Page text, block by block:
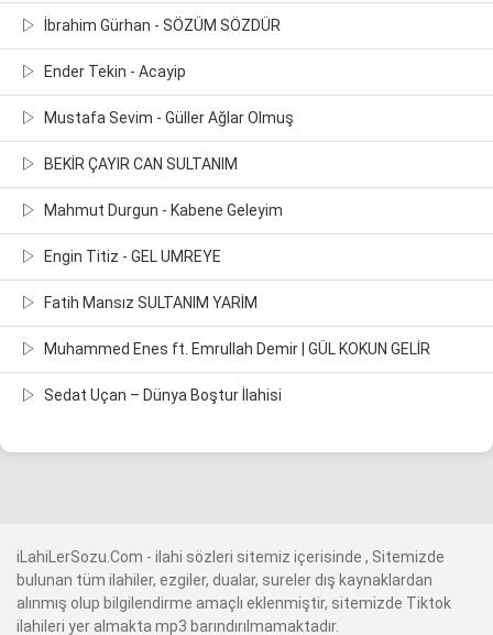
İbrahim Gürhan - SÖZÜM SÖZDÜR
Ender Tekin - Acayip
Mustafa Sevim - Güller Ağlar Olmuş
BEKİR ÇAYIR CAN SULTANIM
Mahmut Durgun - Kabene Geleyim
Engin Titiz - GEL UMREYE
Fatih Mansız SULTANIM YARİM
Muhammed Enes ft. Emrullah Demir | GÜL KOKUN GELİR
Sedat Uçan – Dünya Boştur İlahisi
iLahiLerSozu.Com - ilahi sözleri sitemiz içerisinde , Sitemizde
bulunan tüm ilahiler, ezgiler, dualar, sureler dış kaynaklardan
alınmış olup bilgilendirme amaçlı eklenmiştir, sitemizde Tiktok
ilahileri yer almakta mp3 barındırılmamaktadır.